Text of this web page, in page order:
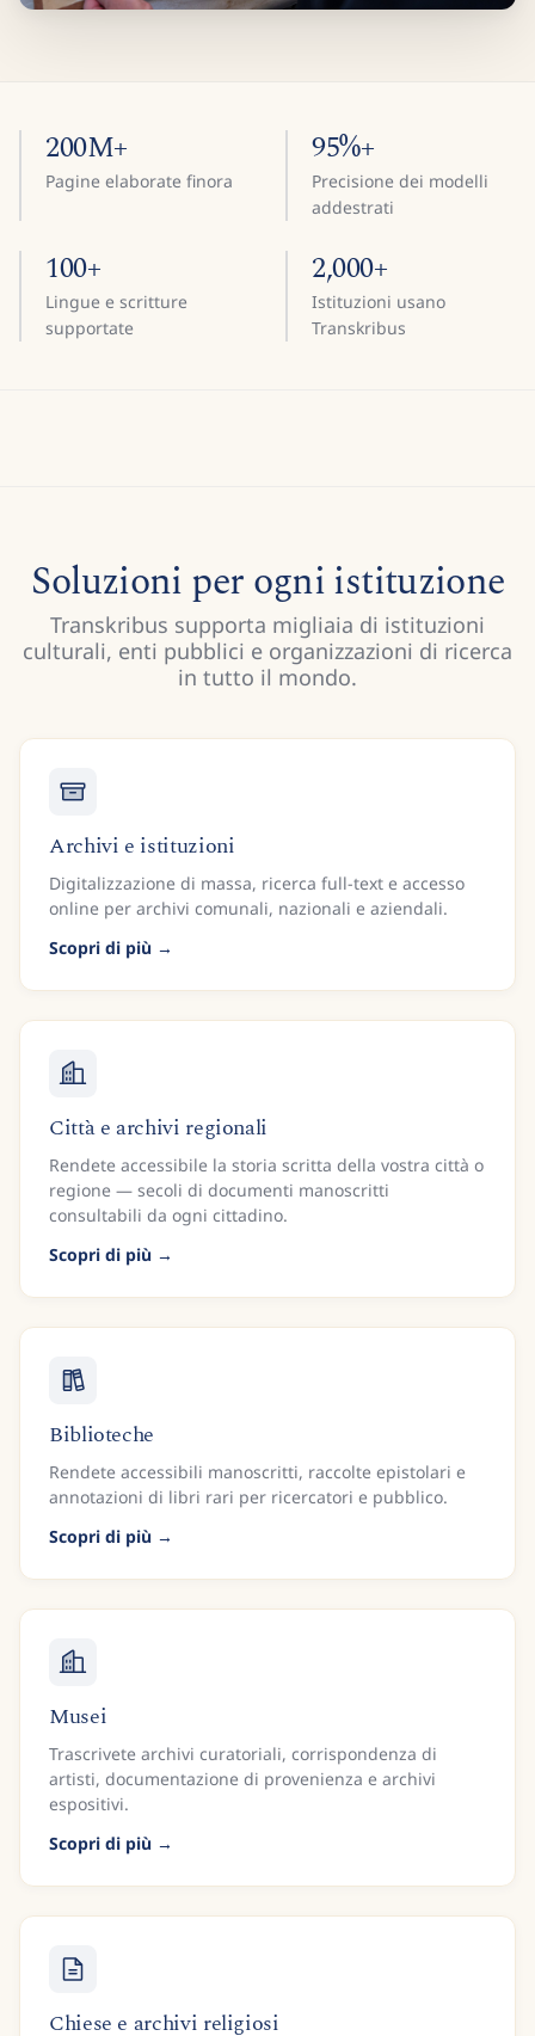
200M+
Pagine elaborate finora
95%+
Precisione dei modelli
addestrati
100+
Lingue e scritture
supportate
2,000+
Istituzioni usano
Transkribus
Soluzioni per ogni istituzione
Transkribus supporta migliaia di istituzioni
culturali, enti pubblici e organizzazioni di ricerca
in tutto il mondo.
Archivi e istituzioni
Digitalizzazione di massa, ricerca full-text e accesso
online per archivi comunali, nazionali e aziendali.
Scopri di più
Città e archivi regionali
Rendete accessibile la storia scritta della vostra città o
regione — secoli di documenti manoscritti
consultabili da ogni cittadino.
Scopri di più
Biblioteche
Rendete accessibili manoscritti, raccolte epistolari e
annotazioni di libri rari per ricercatori e pubblico.
Scopri di più
Musei
Trascrivete archivi curatoriali, corrispondenza di
artisti, documentazione di provenienza e archivi
espositivi.
Scopri di più
Chiese e archivi religiosi